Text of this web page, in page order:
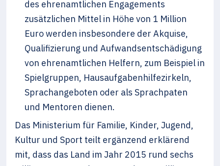
des ehrenamtlichen Engagements
zusätzlichen Mittel in Höhe von 1 Million
Euro werden insbesondere der Akquise,
Qualifizierung und Aufwandsentschädigung
von ehrenamtlichen Helfern, zum Beispiel in
Spielgruppen, Hausaufgabenhilfezirkeln,
Sprachangeboten oder als Sprachpaten
und Mentoren dienen.
Das Ministerium für Familie, Kinder, Jugend,
Kultur und Sport teilt ergänzend erklärend
mit, dass das Land im Jahr 2015 rund sechs